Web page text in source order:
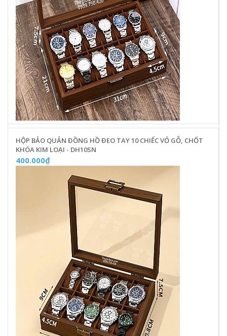
HỘP BẢO QUẢN ĐỒNG HỒ ĐEO TAY 10 CHIẾC VỎ GỖ, CHỐT
KHÓA KIM LOẠI - DH10SN
400.000₫